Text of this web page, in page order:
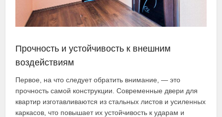
Прочность и устойчивость к внешним
воздействиям
Первое, на что следует обратить внимание, — это
прочность самой конструкции. Современные двери для
квартир изготавливаются из стальных листов и усиленных
каркасов, что повышает их устойчивость к ударам и